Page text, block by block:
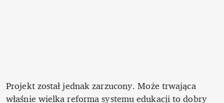
Projekt został jednak zarzucony. Może trwająca
właśnie wielka reforma systemu edukacji to dobry